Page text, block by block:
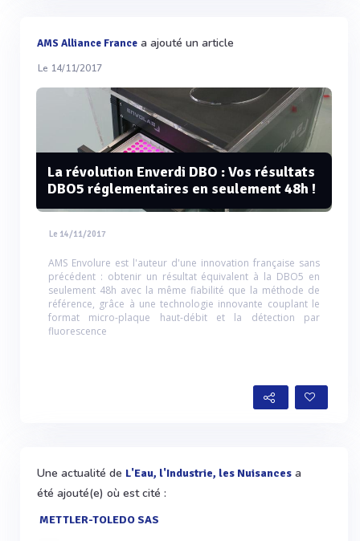
AMS Alliance France a ajouté un article
Le 14/11/2017
La révolution Enverdi DBO : Vos résultats
DBO5 réglementaires en seulement 48h !
Le 14/11/2017
AMS Envolure est l'auteur d'une innovation française sans
précédent : obtenir un résultat équivalent à la DBO5 en
seulement 48h avec la même fiabilité que la méthode de
référence, grâce à une technologie innovante couplant le
format micro-plaque haut-débit et la détection par
fluorescence
Une actualité de L'Eau, l'Industrie, les Nuisances a
été ajouté(e) où est cité :
METTLER-TOLEDO SAS